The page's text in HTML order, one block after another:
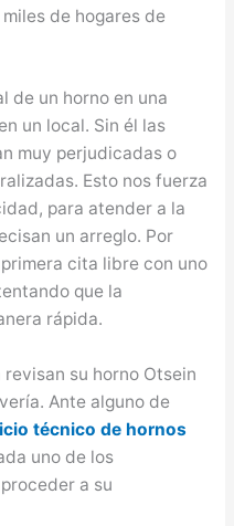
de hogares de
de un horno en una
un local. Sin él las
muy perjudicadas o
Esto nos fuerza
para atender a la
un arreglo. Por
cita libre con uno
que la
rápida.
su horno Otsein
Ante alguno de
técnico de hornos
uno de los
a su